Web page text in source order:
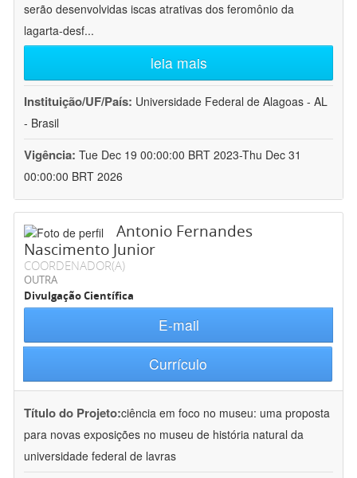
serão desenvolvidas iscas atrativas dos feromônio da
lagarta-desf...
leia mais
Instituição/UF/País: Universidade Federal de Alagoas - AL
- Brasil
Vigência: Tue Dec 19 00:00:00 BRT 2023-Thu Dec 31
00:00:00 BRT 2026
Antonio Fernandes
Nascimento Junior
COORDENADOR(A)
OUTRA
Divulgação Científica
E-mail
Currículo
Título do Projeto:ciência em foco no museu: uma proposta
para novas exposições no museu de história natural da
universidade federal de lavras